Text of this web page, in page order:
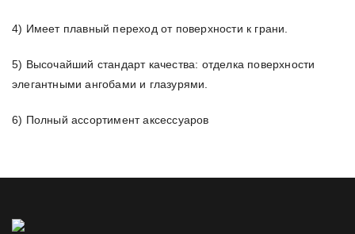
4) Имеет плавный переход от поверхности к грани.
5) Высочайший стандарт качества: отделка поверхности
элегантными ангобами и глазурями.
6) Полный ассортимент аксессуаров